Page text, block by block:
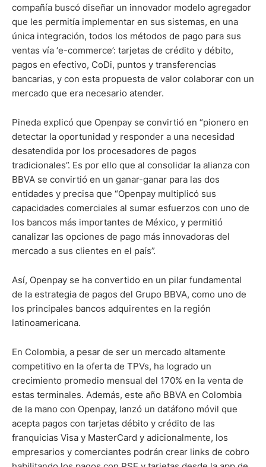
compañía buscó diseñar un innovador modelo agregador
que les permitía implementar en sus sistemas, en una
única integración, todos los métodos de pago para sus
ventas vía ‘e-commerce’: tarjetas de crédito y débito,
pagos en efectivo, CoDi, puntos y transferencias
bancarias, y con esta propuesta de valor colaborar con un
mercado que era necesario atender.
Pineda explicó que Openpay se convirtió en “pionero en
detectar la oportunidad y responder a una necesidad
desatendida por los procesadores de pagos
tradicionales”. Es por ello que al consolidar la alianza con
BBVA se convirtió en un ganar-ganar para las dos
entidades y precisa que “Openpay multiplicó sus
capacidades comerciales al sumar esfuerzos con uno de
los bancos más importantes de México, y permitió
canalizar las opciones de pago más innovadoras del
mercado a sus clientes en el país”.
Así, Openpay se ha convertido en un pilar fundamental
de la estrategia de pagos del Grupo BBVA, como uno de
los principales bancos adquirentes en la región
latinoamericana.
En Colombia, a pesar de ser un mercado altamente
competitivo en la oferta de TPVs, ha logrado un
crecimiento promedio mensual del 170% en la venta de
estas terminales. Además, este año BBVA en Colombia
de la mano con Openpay, lanzó un datáfono móvil que
acepta pagos con tarjetas débito y crédito de las
franquicias Visa y MasterCard y adicionalmente, los
empresarios y comerciantes podrán crear links de cobro